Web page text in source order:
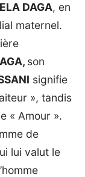
DAGA, en
maternel.
son
signifie
», tandis
« Amour ».
de
lui valut le